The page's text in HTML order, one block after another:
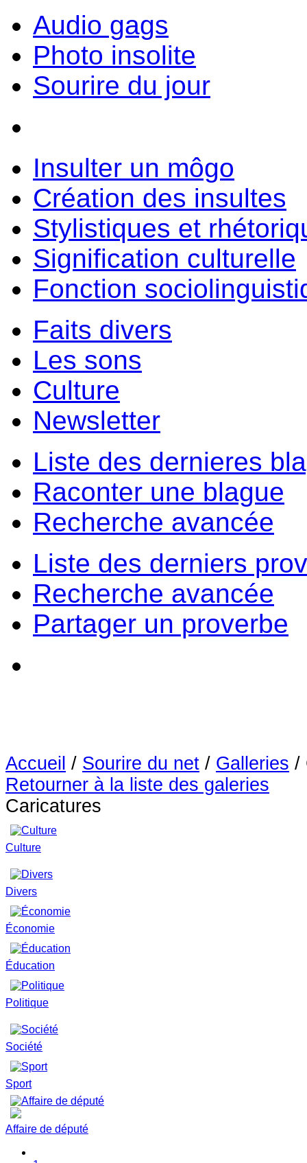
Audio gags
Photo insolite
Sourire du jour
Insulter un môgo
Création des insultes
Stylistiques et
Signification culturelle
Fonction
Faits divers
Les sons
Culture
Newsletter
Liste des dernieres
Raconter une blague
Recherche avancée
Liste des derniers
Recherche avancée
Partager un proverbe
Accueil / Sourire du net / Galleries /
Retourner à la liste des galeries
Caricatures
Culture
Divers
Économie
Éducation
Politique
Société
Sport
Affaire de député